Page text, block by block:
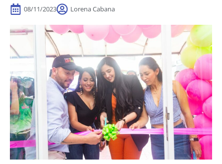
08/11/2023 Lorena Cabana